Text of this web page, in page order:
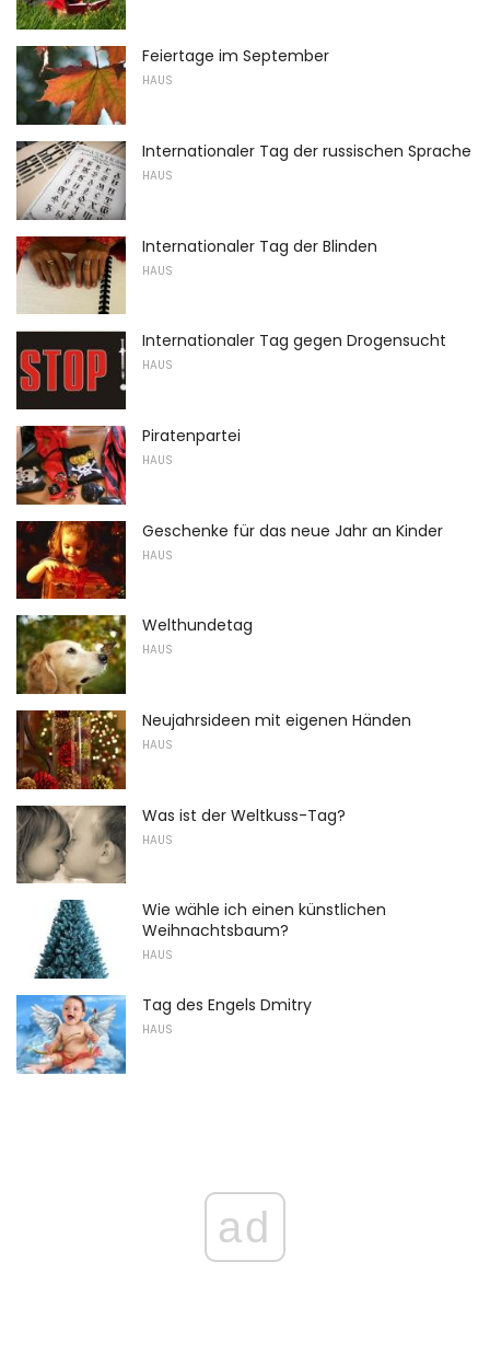
Feiertage im September
HAUS
Internationaler Tag der russischen Sprache
HAUS
Internationaler Tag der Blinden
HAUS
Internationaler Tag gegen Drogensucht
HAUS
Piratenpartei
HAUS
Geschenke für das neue Jahr an Kinder
HAUS
Welthundetag
HAUS
Neujahrsideen mit eigenen Händen
HAUS
Was ist der Weltkuss-Tag?
HAUS
Wie wähle ich einen künstlichen
Weihnachtsbaum?
HAUS
Tag des Engels Dmitry
HAUS
ad